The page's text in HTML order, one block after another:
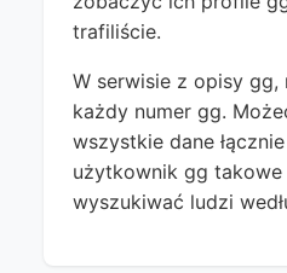
trafiliście.
W serwisie z opisy
każdy numer gg.
wszystkie dane
użytkownik gg takowe
wyszukiwać ludzi